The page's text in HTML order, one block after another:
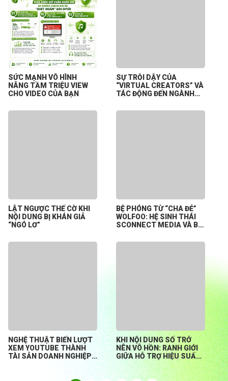
SỨC MẠNH VÔ HÌNH
NÂNG TẦM TRIỆU VIEW
CHO VIDEO CỦA BẠN
SỰ TRỖI DẬY CỦA
“VIRTUAL CREATORS” VÀ
TÁC ĐỘNG ĐẾN NGÀNH
SỐ
LẬT NGƯỢC THẾ CỜ KHI
NỘI DUNG BỊ KHÁN GIẢ
“NGÓ LƠ”
BỆ PHÓNG TỪ “CHA ĐẺ”
WOLFOO: HỆ SINH THÁI
SCONNECT MEDIA VÀ BÀI
KHỞI NGHIỆP TỪ CON SỐ
NGHỆ THUẬT BIẾN LƯỢT
XEM YOUTUBE THÀNH
TÀI SẢN DOANH NGHIỆP
KHI NỘI DUNG SỐ TRỞ
NÊN VÔ HỒN: RANH GIỚI
GIỮA HỖ TRỢ HIỆU SUẤT
HAY ĐÁNH MẤT BẢN